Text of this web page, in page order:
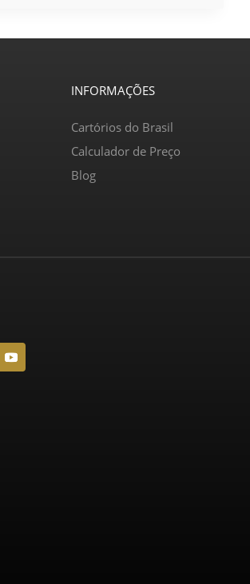
INFORMAÇÕES
Cartórios do Brasil
Calculador de Preço
Blog